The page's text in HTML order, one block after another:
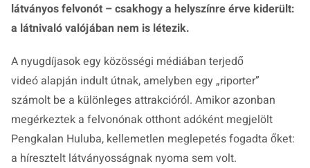
látványos felvonót – csakhogy a helyszínre érve kiderült:
a látnivaló valójában nem is létezik.
A nyugdíjasok egy közösségi médiában terjedő
videó alapján indult útnak, amelyben egy „riporter”
számolt be a különleges attrakcióról. Amikor azonban
megérkeztek a felvonónak otthont adóként megjelölt
Pengkalan Huluba, kellemetlen meglepetés fogadta őket:
a híresztelt látványosságnak nyoma sem volt.